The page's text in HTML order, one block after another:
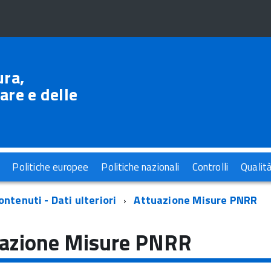
e delle
Politiche europee Politiche nazionali Controlli
- Dati ulteriori Attuazione Misure PNRR
Misure PNRR